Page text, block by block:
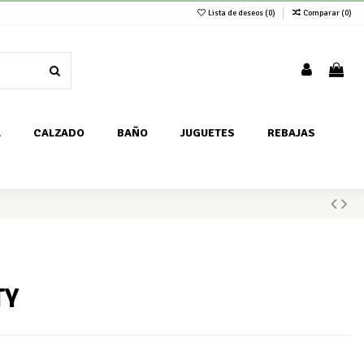
Lista de deseos (0) Comparar (0)
CALZADO BAÑO JUGUETES REBAJAS